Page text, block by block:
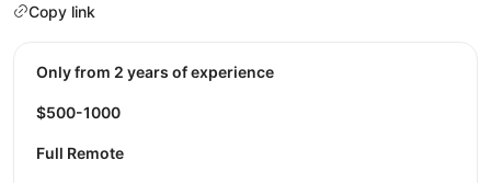
Copy link
Only from 2 years of experience
$500-1000
Full Remote